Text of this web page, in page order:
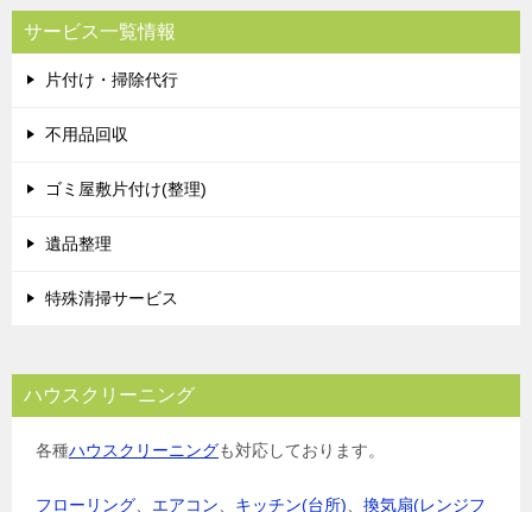
サービス一覧情報
片付け・掃除代行
不用品回収
ゴミ屋敷片付け(整理)
遺品整理
特殊清掃サービス
ハウスクリーニング
各種ハウスクリーニングも対応しております。
フローリング エアコン キッチン(台所)
換気扇(レンジフ